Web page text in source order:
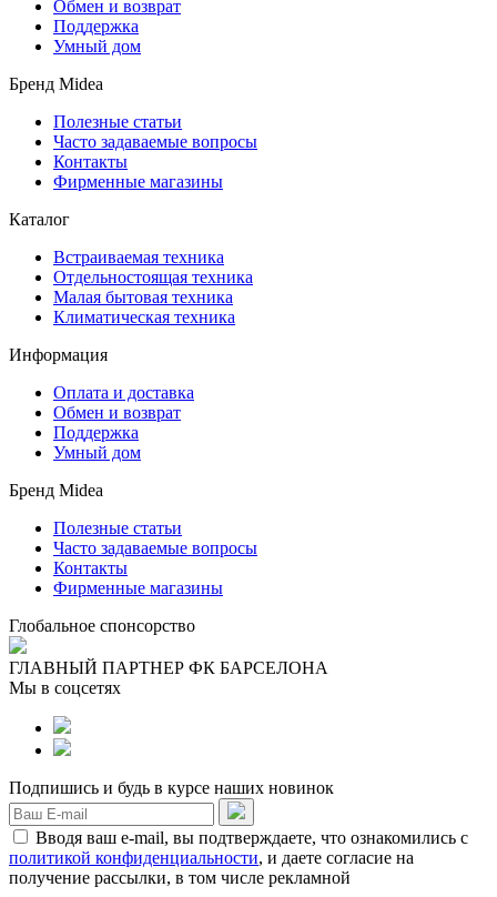
Обмен и возврат
Поддержка
Умный дом
Бренд Midea
Полезные статьи
Часто задаваемые вопросы
Контакты
Фирменные магазины
Каталог
Встраиваемая техника
Отдельностоящая техника
Малая бытовая техника
Климатическая техника
Информация
Оплата и доставка
Обмен и возврат
Поддержка
Умный дом
Бренд Midea
Полезные статьи
Часто задаваемые вопросы
Контакты
Фирменные магазины
Глобальное спонсорство
ГЛАВНЫЙ ПАРТНЕР ФК БАРСЕЛОНА
Мы в соцсетях
Подпишись и будь в курсе наших новинок
Вводя ваш e-mail, вы подтверждаете, что ознакомились с
политикой конфиденциальности, и даете согласие на
получение рассылки, в том числе рекламной